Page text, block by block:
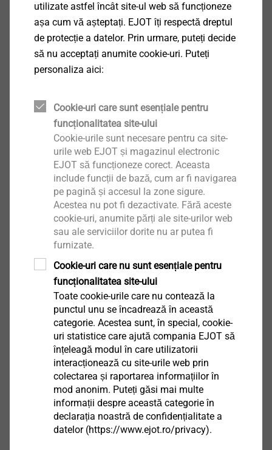
Vizualizare produs
EASYboss®
Vizualizare produs
EASYboss® V
Vizualizare produs
utilizate astfel încât site-ul web să funcționeze
așa cum vă așteptați. EJOT îți respectă dreptul
de protecție a datelor. Prin urmare, puteți decide
să nu acceptați anumite cookie-uri. Puteți
personaliza aici:
Cookie-uri care sunt esențiale pentru
funcționalitatea site-ului
Cookie-urile sunt necesare pentru ca site-
urile web EJOT și magazinul electronic
EJOT să funcționeze corect. Aceasta
include funcții de bază, cum ar fi navigarea
pe pagină și accesul la zone sigure.
Acestea nu pot fi dezactivate. Fără aceste
cookie-uri, anumite părți ale site-urilor web
sau ale serviciilor dorite nu ar putea fi
furnizate.
Cookie-uri care nu sunt esențiale pentru
funcționalitatea site-ului
Toate cookie-urile care nu contează la
punctul unu se încadrează în această
categorie. Acestea sunt, în special, cookie-
uri statistice care ajută compania EJOT să
înțeleagă modul în care utilizatorii
interacționează cu site-urile web prin
colectarea și raportarea informațiilor în
mod anonim. Puteți găsi mai multe
informații despre această categorie în
declarația noastră de confidențialitate a
datelor (https://www.ejot.ro/privacy).